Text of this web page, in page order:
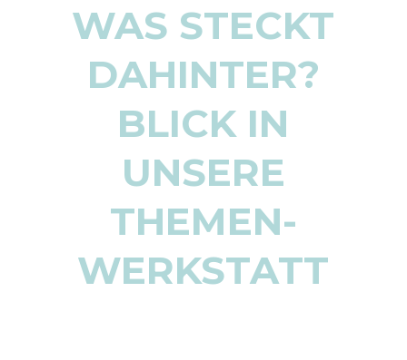
WAS STECKT
DAHINTER?
BLICK IN
UNSERE
THEMEN-
WERKSTATT